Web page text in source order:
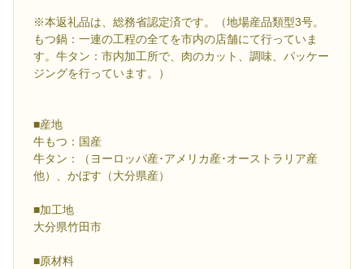
※本返礼品は、総務省認定済です。（地場産品類型3号。
もつ鍋：一連の工程の全てを市内の店舗にて行っていま
す。牛タン：市内加工所で、肉のカット、調味、パッケー
ジングを行っています。）
■産地
牛もつ：国産
牛タン：（ヨーロッパ産･アメリカ産･オーストラリア産
他）、かぼす（大分県産）
■加工地
大分県竹田市
■原材料